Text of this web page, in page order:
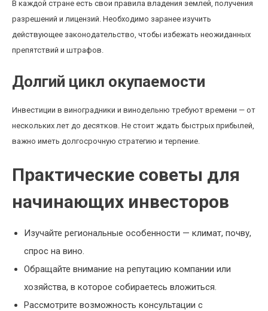
В каждой стране есть свои правила владения землей, получения
разрешений и лицензий. Необходимо заранее изучить
действующее законодательство, чтобы избежать неожиданных
препятствий и штрафов.
Долгий цикл окупаемости
Инвестиции в виноградники и винодельню требуют времени — от
нескольких лет до десятков. Не стоит ждать быстрых прибылей,
важно иметь долгосрочную стратегию и терпение.
Практические советы для
начинающих инвесторов
Изучайте региональные особенности — климат, почву,
спрос на вино.
Обращайте внимание на репутацию компании или
хозяйства, в которое собираетесь вложиться.
Рассмотрите возможность консультации с